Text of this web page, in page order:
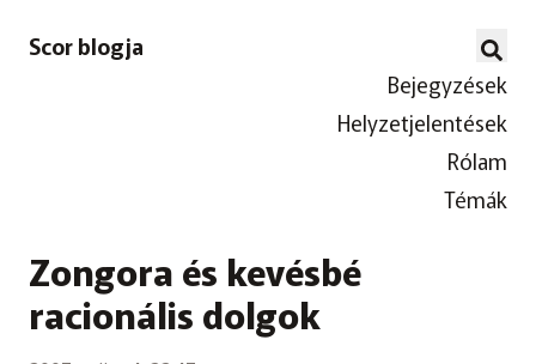
Scor blogja
Bejegyzések
Helyzetjelentések
Rólam
Témák
Zongora és kevésbé
racionális dolgok